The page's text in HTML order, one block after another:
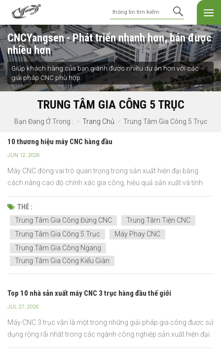
CNCYangsen - Phát triển nhanh hơn, bán được
nhiều hơn
Giúp khách hàng của bạn giành được nhiều dự án hơn với các
giải pháp CNC phù hợp.
TRUNG TÂM GIA CÔNG 5 TRỤC
Bạn Đang Ở Trong : / Trang Chủ / Trung Tâm Gia Công 5 Trục
10 thương hiệu máy CNC hàng đầu
JUN 12, 2026
Máy CNC đóng vai trò quan trọng trong sản xuất hiện đại bằng
cách nâng cao độ chính xác gia công, hiệu quả sản xuất và tính
nhất quán của quy trình. Từ hàng không vũ trụ và ô tô đến chế tạo
khuôn mẫu và kỹ thuật, các nhà sản xuất đều dựa vào thiết bị CNC
tiên tiến để đáp ứng các yêu cầu sản xuất khắ...
THẺ :
Trung Tâm Gia Công Đứng CNC
Trung Tâm Tiện CNC
Trung Tâm Gia Công 5 Trục
Máy Phay CNC
Trung Tâm Gia Công Ngang
Trung Tâm Gia Công Kiểu Giàn
Top 10 nhà sản xuất máy CNC 3 trục hàng đầu thế giới
JUL 27, 2026
Máy CNC 3 trục vẫn là một trong những giải pháp gia công được sử
dụng rộng rãi nhất trong các ngành công nghiệp sản xuất hiện đại.
Chúng cung cấp hiệu suất đáng tin cậy cho việc khoan, phay, cắt,